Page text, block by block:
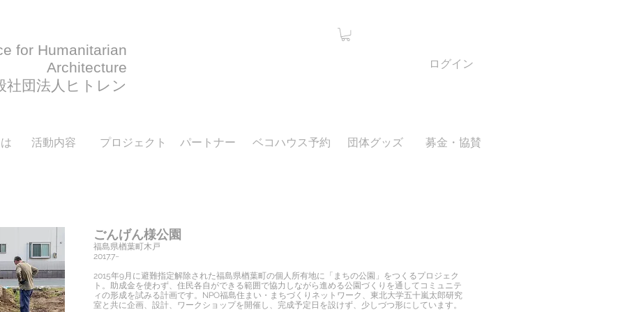
for Humanitarian
Architecture
社団法人ヒトレン
ログイン
活動内容 プロジェクト パートナー ベコハウス予約 団体グッズ 募金・協賛
​ごんげん様公園
福島県楢葉町木戸​
2017.7~
2015年9月に避難指定解除された福島県楢葉町の個人所有地に「まちの公園」をつくるプロジェク
ト。助成金を使わず、住民各自ができる範囲で協力しながら進める公園づくりを通してコミュニテ
ィの形成を試みる計画です。NPO福島住まい・まちづくりネットワーク、東北大学五十嵐太郎研究
室と共に企画、設計、ワークショップを開催し、完成予定日を設けず、少しづつ形にしています。